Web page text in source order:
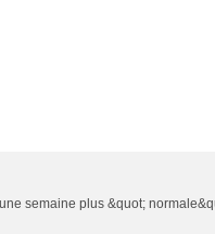
semaine plus &quot;